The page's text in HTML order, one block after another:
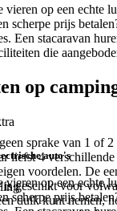
vieren op een echte
scherpe prijs
Een stacaravan
die
op
sprake van 1 of
liefst 4
voordelen. De
geschikt voor
duik kunt nemen,
vieren op een echte
scherpe prijs
auto's